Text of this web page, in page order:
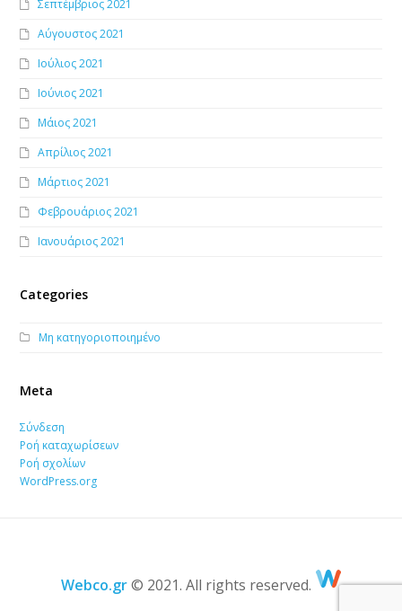
Σεπτέμβριος 2021
Αύγουστος 2021
Ιούλιος 2021
Ιούνιος 2021
Μάιος 2021
Απρίλιος 2021
Μάρτιος 2021
Φεβρουάριος 2021
Ιανουάριος 2021
Categories
Μη κατηγοριοποιημένο
Meta
Σύνδεση
Ροή καταχωρίσεων
Ροή σχολίων
WordPress.org
Webco.gr© 2021. All rights reserved.